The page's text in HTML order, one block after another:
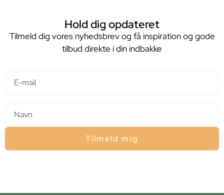
Hold dig opdateret
Tilmeld dig vores nyhedsbrev og få inspiration og gode
tilbud direkte i din indbakke
Tilmeld mig